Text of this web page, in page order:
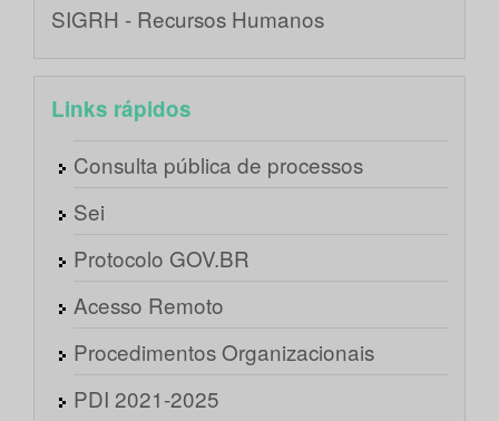
SIGRH - Recursos Humanos
Links rápidos
Consulta pública de processos
Sei
Protocolo GOV.BR
Acesso Remoto
Procedimentos Organizacionais
PDI 2021-2025